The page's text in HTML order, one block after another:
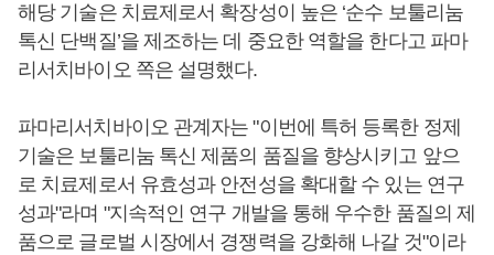
해당 기술은 치료제로서 확장성이 높은 ‘순수 보툴리눔
톡신 단백질’을 제조하는 데 중요한 역할을 한다고 파마
리서치바이오 쪽은 설명했다.
파마리서치바이오 관계자는 "이번에 특허 등록한 정제
기술은 보툴리눔 톡신 제품의 품질을 향상시키고 앞으
로 치료제로서 유효성과 안전성을 확대할 수 있는 연구
성과"라며 "지속적인 연구 개발을 통해 우수한 품질의 제
품으로 글로벌 시장에서 경쟁력을 강화해 나갈 것"이라